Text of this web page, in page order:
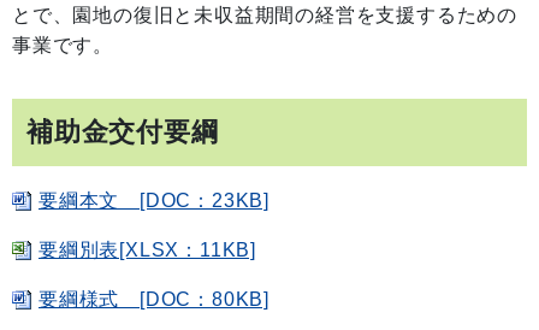
とで、園地の復旧と未収益期間の経営を支援するための
事業です。
補助金交付要綱
要綱本文 [DOC：23KB]
要綱別表[XLSX：11KB]
要綱様式 [DOC：80KB]